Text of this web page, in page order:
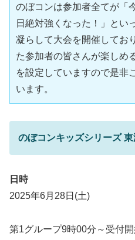
のぼコンは参加者全てが「
日絶対強くなった！」とい
凝らして大会を開催してお
た参加者の皆さんが楽しめ
を設定していますので是非
います。
のぼコンキッズシリーズ
日時
2025年6月28日(土)
第1グループ9時00分～受付